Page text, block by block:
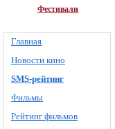
Фестивали
Главная
Новости кино
SMS-рейтинг
Фильмы
Рейтинг фильмов